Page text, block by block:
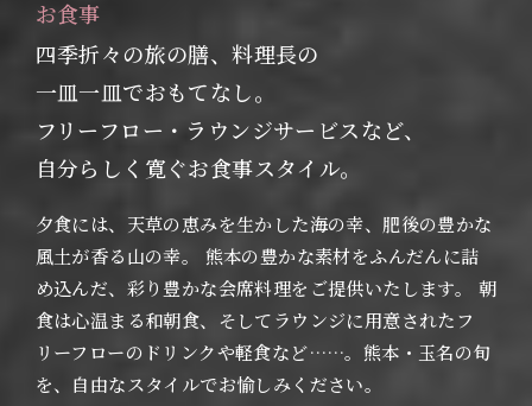
お食事
四季折々の旅の膳、料理長の
一皿一皿でおもてなし。
フリーフロー・ラウンジサービスなど、
自分らしく寛ぐお食事スタイル。
夕食には、天草の恵みを生かした海の幸、肥後の豊かな
風土が香る山の幸。 熊本の豊かな素材をふんだんに詰
め込んだ、彩り豊かな会席料理をご提供いたします。 朝
食は心温まる和朝食、そしてラウンジに用意されたフ
リーフローのドリンクや軽食など……。熊本・玉名の旬
を、自由なスタイルでお愉しみください。